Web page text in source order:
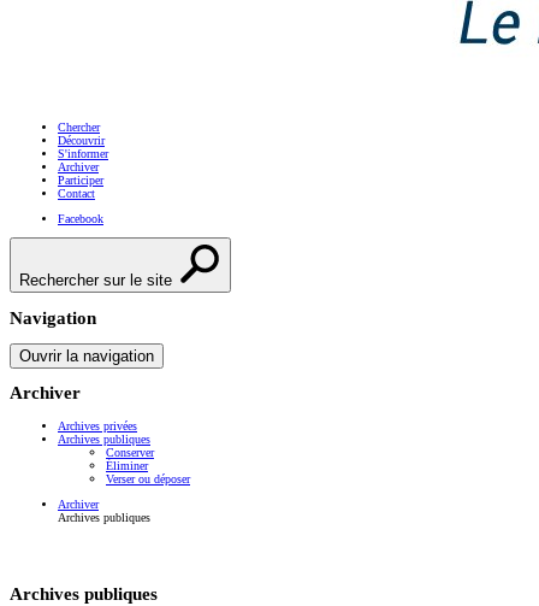
Chercher
Découvrir
S'informer
Archiver
Participer
Contact
Facebook
Rechercher sur le site
Navigation
Ouvrir la navigation
Archiver
Archives privées
Archives publiques
Conserver
Éliminer
Verser ou déposer
Archiver
Archives publiques
Archives publiques